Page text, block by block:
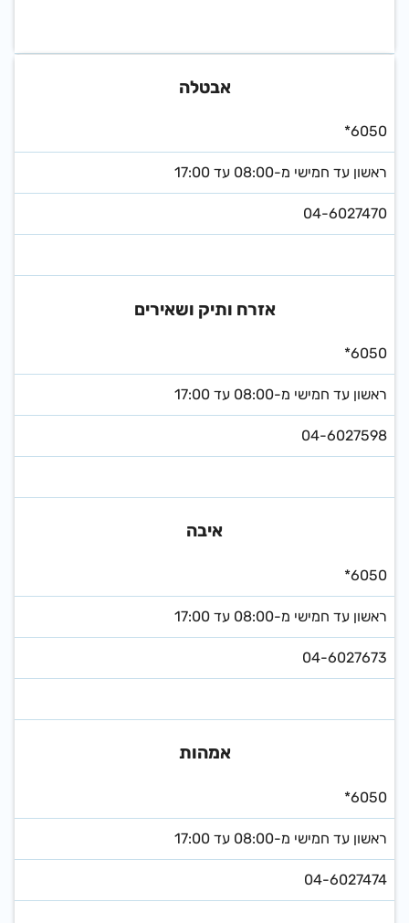
אבטלה
*6050
ראשון עד חמישי מ-08:00 עד 17:00
04-6027470
אזרח ותיק ושאירים
*6050
ראשון עד חמישי מ-08:00 עד 17:00
04-6027598
איבה
*6050
ראשון עד חמישי מ-08:00 עד 17:00
04-6027673
אמהות
*6050
ראשון עד חמישי מ-08:00 עד 17:00
04-6027474